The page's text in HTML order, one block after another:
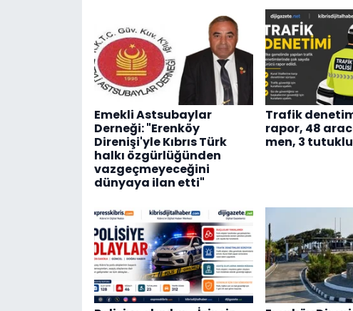
Emekli Astsubaylar
Derneği: "Erenköy
Direnişi'yle Kıbrıs Türk
halkı özgürlüğünden
vazgeçmeyeceğini
dünyaya ilan etti"
Trafik
rapor, 48
men, 3